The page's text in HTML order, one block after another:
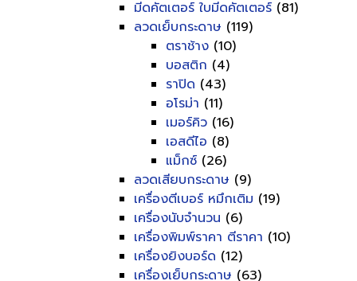
มีดคัตเตอร์ ใบมีดคัตเตอร์ (81)
ลวดเย็บกระดาษ (119)
ตราช้าง (10)
บอสติก (4)
ราปิด (43)
อโรม่า (11)
เมอร์คิว (16)
เอสดีไอ (8)
แม็กซ์ (26)
ลวดเสียบกระดาษ (9)
เครื่องตีเบอร์ หมึกเติม (19)
เครื่องนับจำนวน (6)
เครื่องพิมพ์ราคา ตีราคา (10)
เครื่องยิงบอร์ด (12)
เครื่องเย็บกระดาษ (63)